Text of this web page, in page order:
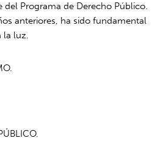
del Programa de Derecho Público.
anteriores, ha sido fundamental
la luz.
.
ÚBLICO.